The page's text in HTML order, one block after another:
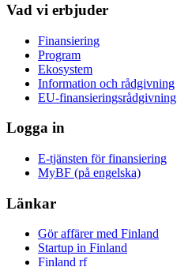
Vad vi erbjuder
Finansiering
Program
Ekosystem
Information och rådgivning
EU-finansieringsrådgivning
Logga in
E-tjänsten för finansiering
MyBF (på engelska)
Länkar
Gör affärer med Finland
Startup in Finland
Finland rf